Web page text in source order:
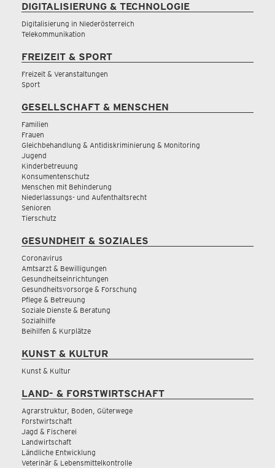
DIGITALISIERUNG & TECHNOLOGIE
Digitalisierung in Niederösterreich
Telekommunikation
FREIZEIT & SPORT
Freizeit & Veranstaltungen
Sport
GESELLSCHAFT & MENSCHEN
Familien
Frauen
Gleichbehandlung & Antidiskriminierung & Monitoring
Jugend
Kinderbetreuung
Konsumentenschutz
Menschen mit Behinderung
Niederlassungs- und Aufenthaltsrecht
Senioren
Tierschutz
GESUNDHEIT & SOZIALES
Coronavirus
Amtsarzt & Bewilligungen
Gesundheitseinrichtungen
Gesundheitsvorsorge & Forschung
Pflege & Betreuung
Soziale Dienste & Beratung
Sozialhilfe
Beihilfen & Kurplätze
KUNST & KULTUR
Kunst & Kultur
LAND- & FORSTWIRTSCHAFT
Agrarstruktur, Boden, Güterwege
Forstwirtschaft
Jagd & Fischerei
Landwirtschaft
Ländliche Entwicklung
Veterinär & Lebensmittelkontrolle